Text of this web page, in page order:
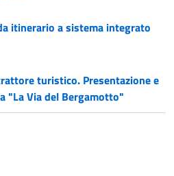
itinerario a sistema integrato
turistico. Presentazione e
"La Via del Bergamotto"